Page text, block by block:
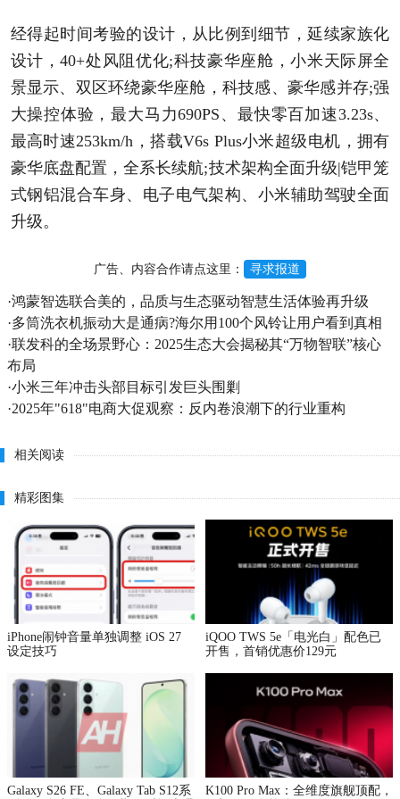
经得起时间考验的设计，从比例到细节，延续家族化
设计，40+处风阻优化;科技豪华座舱，小米天际屏全
景显示、双区环绕豪华座舱，科技感、豪华感并存;强
大操控体验，最大马力690PS、最快零百加速3.23s、
最高时速253km/h，搭载V6s Plus小米超级电机，拥有
豪华底盘配置，全系长续航;技术架构全面升级|铠甲笼
式钢铝混合车身、电子电气架构、小米辅助驾驶全面
升级。
广告、内容合作请点这里： 寻求报道
·鸿蒙智选联合美的，品质与生态驱动智慧生活体验再升级
·多筒洗衣机振动大是通病?海尔用100个风铃让用户看到真相
·联发科的全场景野心：2025生态大会揭秘其“万物智联”核心
布局
·小米三年冲击头部目标引发巨头围剿
·2025年"618"电商大促观察：反内卷浪潮下的行业重构
相关阅读
精彩图集
iPhone闹钟音量单独调整 iOS 27
设定技巧
iQOO TWS 5e「电光白」配色已
开售，首销优惠价129元
Galaxy S26 FE、Galaxy Tab S12系
K100 Pro Max：全维度旗舰顶配，